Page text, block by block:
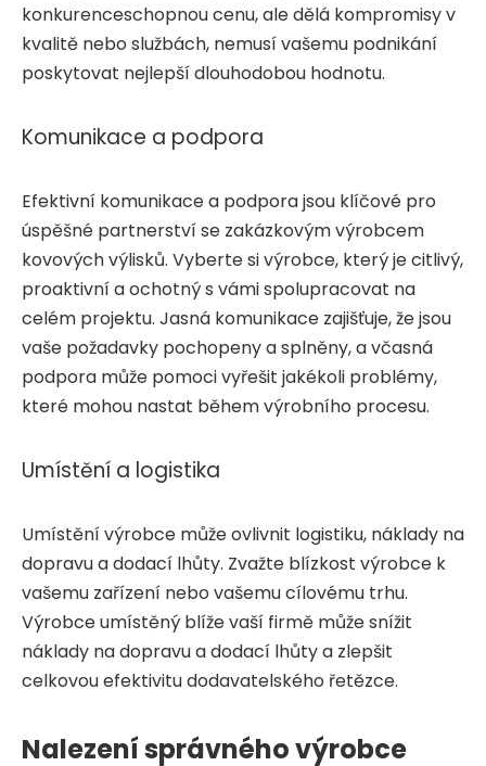
konkurenceschopnou cenu, ale dělá kompromisy v
kvalitě nebo službách, nemusí vašemu podnikání
poskytovat nejlepší dlouhodobou hodnotu.
Komunikace a podpora
Efektivní komunikace a podpora jsou klíčové pro
úspěšné partnerství se zakázkovým výrobcem
kovových výlisků. Vyberte si výrobce, který je citlivý,
proaktivní a ochotný s vámi spolupracovat na
celém projektu. Jasná komunikace zajišťuje, že jsou
vaše požadavky pochopeny a splněny, a včasná
podpora může pomoci vyřešit jakékoli problémy,
které mohou nastat během výrobního procesu.
Umístění a logistika
Umístění výrobce může ovlivnit logistiku, náklady na
dopravu a dodací lhůty. Zvažte blízkost výrobce k
vašemu zařízení nebo vašemu cílovému trhu.
Výrobce umístěný blíže vaší firmě může snížit
náklady na dopravu a dodací lhůty a zlepšit
celkovou efektivitu dodavatelského řetězce.
Nalezení správného výrobce